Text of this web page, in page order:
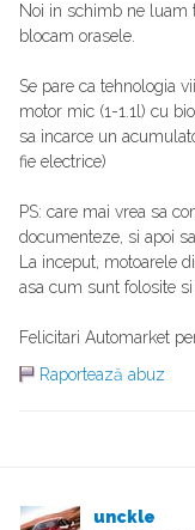
Noi in schimb ne luam
blocam orasele.
Se pare ca tehnologia
motor mic (1-1.1l) cu
sa incarce un
fie electrice)
PS: care mai vrea sa
documenteze, si apoi
La inceput, motoarele
asa cum sunt folosite
Felicitari Automarket
Raportează abuz
unckle